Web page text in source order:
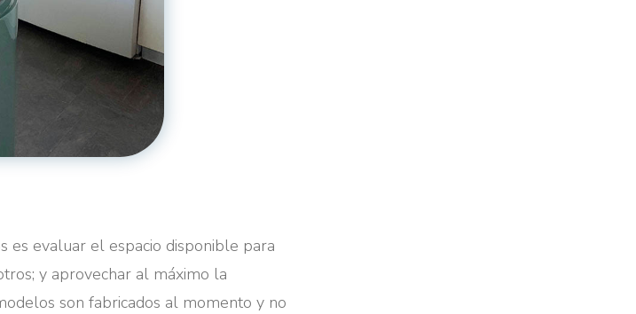
es evaluar el espacio disponible para
y aprovechar al máximo la
son fabricados al momento y no